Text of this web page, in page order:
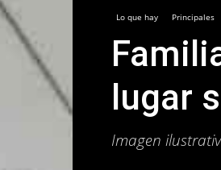
Lo que hay Principales
lugar
Imagen